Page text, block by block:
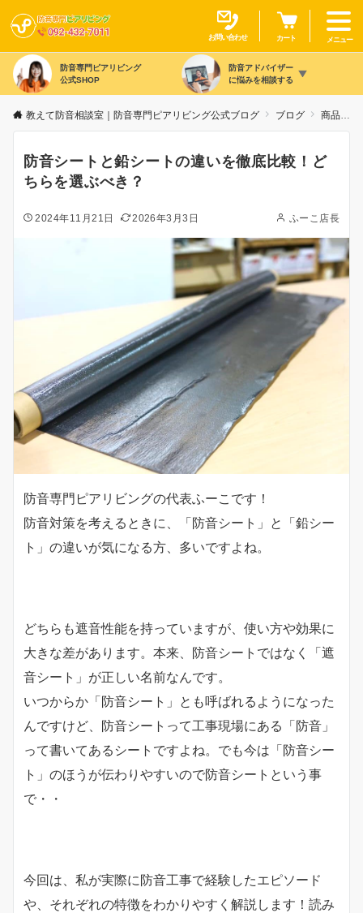
お問い合わせ カート メニュー
防音専門ピアリビング
公式SHOP
防音アドバイザー
に悩みを相談する
教えて防音相談室｜防音専門ピアリビング公式ブログ ブログ 商品カテゴリ別
防音シートと鉛シートの違いを徹底比較！ど
ちらを選ぶべき？
2024年11月21日 2026年3月3日 ふーこ店長
防音専門ピアリビングの代表ふーこです！
防音対策を考えるときに、「防音シート」と「鉛シー
ト」の違いが気になる方、多いですよね。
どちらも遮音性能を持っていますが、使い方や効果に
大きな差があります。本来、防音シートではなく「遮
音シート」が正しい名前なんです。
いつからか「防音シート」とも呼ばれるようになった
んですけど、防音シートって工事現場にある「防音」
って書いてあるシートですよね。でも今は「防音シー
ト」のほうが伝わりやすいので防音シートという事
で・・
今回は、私が実際に防音工事で経験したエピソード
や、それぞれの特徴をわかりやすく解説します！読み